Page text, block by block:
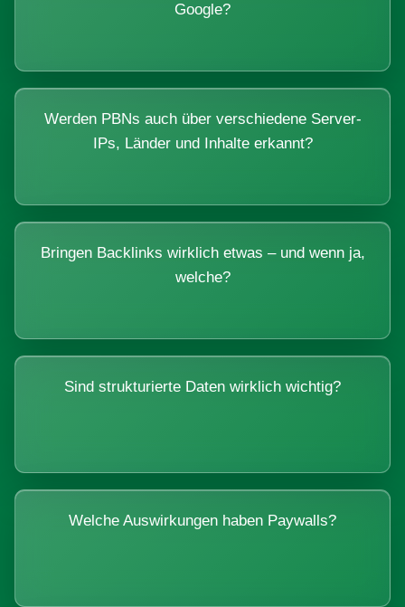
Google?
Werden PBNs auch über verschiedene Server-
IPs, Länder und Inhalte erkannt?
Bringen Backlinks wirklich etwas – und wenn ja,
welche?
Sind strukturierte Daten wirklich wichtig?
Welche Auswirkungen haben Paywalls?